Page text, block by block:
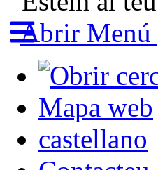
Abrir Menú
Mapa web
castellano